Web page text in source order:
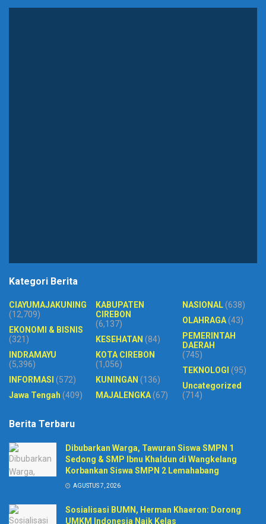
Kategori Berita
CIAYUMAJAKUNING
(12,709)
EKONOMI & BISNIS
(321)
INDRAMAYU
(5,396)
INFORMASI (572)
Jawa Tengah (409)
KABUPATEN
CIREBON
(6,137)
KESEHATAN (84)
KOTA CIREBON
(1,056)
KUNINGAN (136)
MAJALENGKA(67)
NASIONAL(638)
OLAHRAGA(43)
PEMERINTAH
DAERAH
(745)
TEKNOLOGI (95)
Uncategorized
(714)
Berita Terbaru
Dibubarkan Warga, Tawuran Siswa SMPN 1
Sedong & SMP Ibnu Khaldun di Wangkelang
Korbankan Siswa SMPN 2 Lemahabang
AGUSTUS 7, 2026
Sosialisasi BUMN, Herman Khaeron: Dorong
UMKM Indonesia Naik Kelas